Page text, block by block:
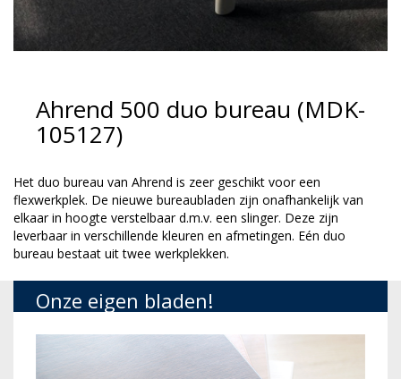
Ahrend 500 duo bureau (MDK-
105127)
Het duo bureau van Ahrend is zeer geschikt voor een
flexwerkplek. De nieuwe bureaubladen zijn onafhankelijk van
elkaar in hoogte verstelbaar d.m.v. een slinger. Deze zijn
leverbaar in verschillende kleuren en afmetingen. Eén duo
bureau bestaat uit twee werkplekken.
Onze eigen bladen!